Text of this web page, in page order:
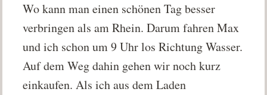
Wo kann man einen schönen Tag besser
verbringen als am Rhein. Darum fahren Max
und ich schon um 9 Uhr los Richtung Wasser.
Auf dem Weg dahin gehen wir noch kurz
einkaufen. Als ich aus dem Laden